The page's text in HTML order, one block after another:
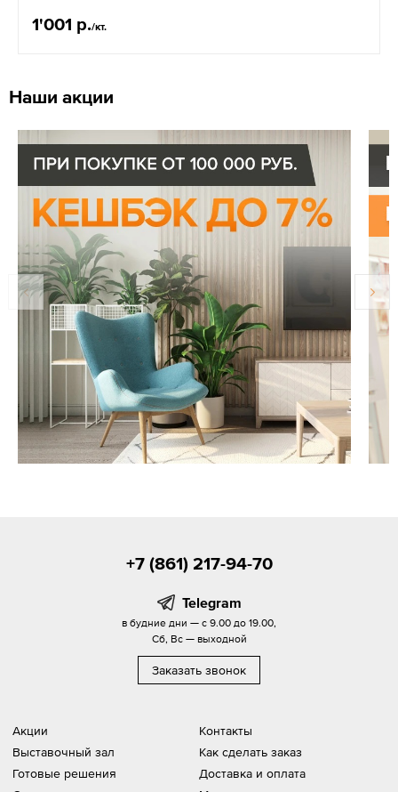
1'001 р./кт.
Наши акции
Акции
Выставочный зал
Готовые решения
Контакты
Как сделать заказ
Доставка и оплата
+7 (861) 217-94-70
Telegram
в будние дни — с 9.00 до 19.00,
Сб, Вс — выходной
Заказать звонок